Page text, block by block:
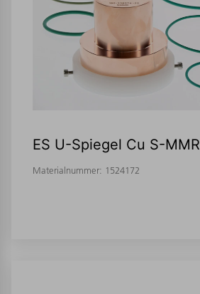
ES U-Spiegel Cu S-MMR
Materialnummer: 1524172